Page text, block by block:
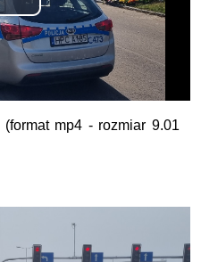
Odtwórz
wideo
(format mp4 - rozmiar 9.01